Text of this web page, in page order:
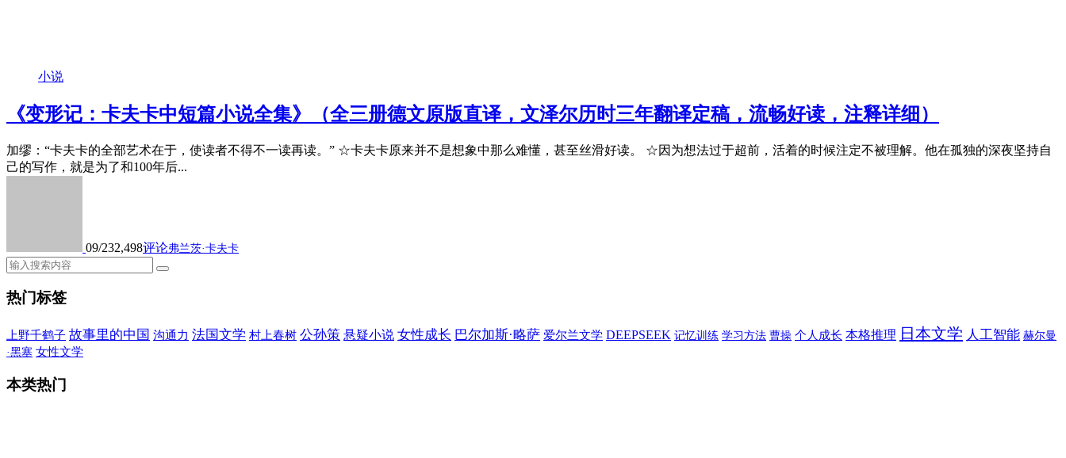
小说
《变形记：卡夫卡中短篇小说全集》（全三册德文原版直译，文泽尔历时三年翻译定稿，流畅好读，注释详细）
加缪：“卡夫卡的全部艺术在于，使读者不得不一读再读。” ☆卡夫卡原来并不是想象中那么难懂，甚至丝滑好读。 ☆因为想法过于超前，活着的时候注定不被理解。他在孤独的深夜坚持自
己的写作，就是为了和100年后...
09/232,498评论弗兰茨·卡夫卡
热门标签
上野千鹤子 故事里的中国 沟通力 法国文学 村上春树 公孙策 悬疑小说 女性成长 巴尔加斯·略萨 爱尔兰文学 DEEPSEEK 记忆训练 学习方法 曹操 个人成长 本格推理 日本文学 人工智能 赫尔曼
·黑塞 女性文学
本类热门